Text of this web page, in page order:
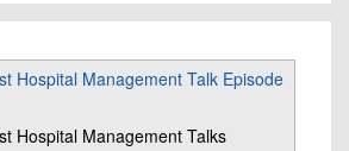
Hospital Management Talk Episode
Hospital Management Talks